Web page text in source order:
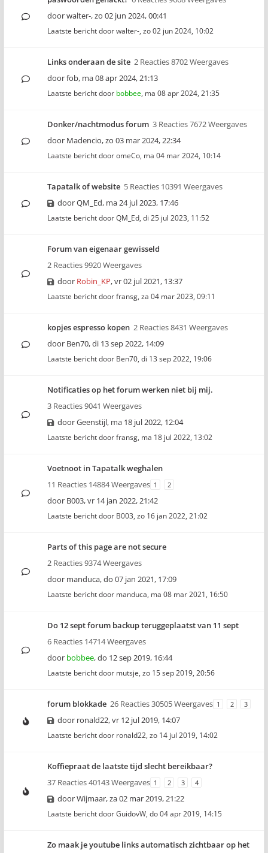
doorwalter-,zo 02 jun 2024, 00:41
Laatste bericht doorwalter-, zo 02 jun 2024, 10:02
Links onderaan de site 2 Reacties 8702 Weergaves
doorfob, ma 08 apr 2024, 21:13
Laatste bericht door bobbee, ma 08 apr 2024, 21:35
Donker/nachtmodus forum 3 Reacties 7672 Weergaves
door Madencio,zo 03 mar 2024, 22:34
Laatste bericht dooromeCo, ma 04 mar 2024, 10:14
Tapatalk of website 5 Reacties 10391 Weergaves
doorQM_Ed, ma 24 jul 2023, 17:46
Laatste bericht doorQM_Ed, di 25 jul 2023, 11:52
Forum van eigenaar gewisseld
2 Reacties 9920 Weergaves
door Robin_KP,vr 02 jul 2021, 13:37
Laatste bericht doorfransg, za 04 mar 2023, 09:11
kopjes espresso kopen 2 Reacties 8431 Weergaves
door Ben70,di 13 sep 2022, 14:09
Laatste bericht door Ben70, di 13 sep 2022, 19:06
Notificaties op het forum werken niet bij mij.
3 Reacties 9041 Weergaves
doorGeenstijl, ma 18 jul 2022, 12:04
Laatste bericht doorfransg, ma 18 jul 2022, 13:02
Voetnoot in Tapatalk weghalen
11 Reacties 14884 Weergaves 1 2
door B003,vr 14 jan 2022, 21:42
Laatste bericht door B003, zo 16 jan 2022, 21:02
Parts of this page are not secure
2 Reacties 9374 Weergaves
door manduca,do 07 jan 2021, 17:09
Laatste bericht door manduca, ma 08 mar 2021, 16:50
Do 12 sept forum backup teruggeplaatst van 11 sept
6 Reacties 14714 Weergaves
door bobbee,do 12 sep 2019, 16:44
Laatste bericht door mutsje, zo 15 sep 2019, 20:56
forum blokkade 26 Reacties 30505 Weergaves 1 2 3
door ronald22,vr 12 jul 2019, 14:07
Laatste bericht door ronald22, zo 14 jul 2019, 14:02
Koffiepraat de laatste tijd slecht bereikbaar?
37 Reacties 40143 Weergaves 1 2 3 4
doorWijmaar,za 02 mar 2019, 21:22
Laatste bericht doorGuidovW, do 04 apr 2019, 14:15
Zo maak je youtube links automatisch zichtbaar op het